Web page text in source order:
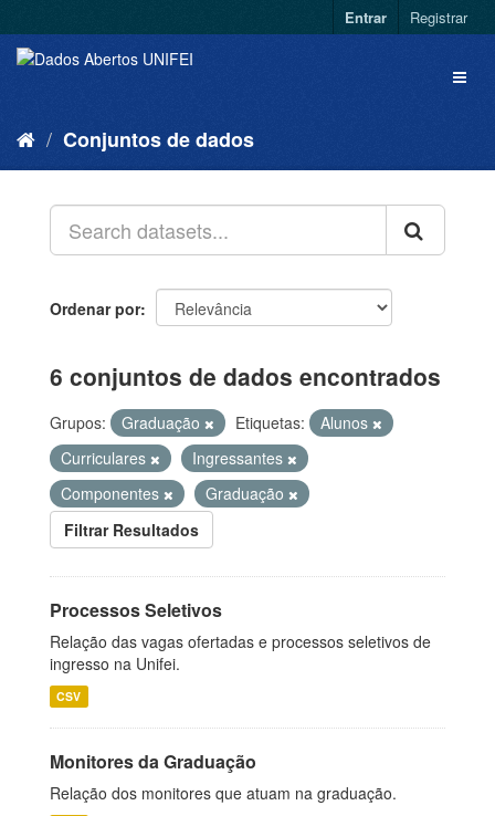
Entrar Registrar
Conjuntos de dados
Ordenar por
6 conjuntos de dados encontrados
Grupos: Graduação Etiquetas:
Alunos
Curriculares
Ingressantes
Componentes
Graduação
Filtrar Resultados
Processos Seletivos
Relação das vagas ofertadas e processos seletivos de
ingresso na Unifei.
CSV
Monitores da Graduação
Relação dos monitores que atuam na graduação.